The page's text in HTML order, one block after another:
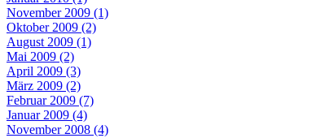
November 2009 (1)
Oktober 2009 (2)
August 2009 (1)
Mai 2009 (2)
April 2009 (3)
März 2009 (2)
Februar 2009 (7)
Januar 2009 (4)
November 2008 (4)